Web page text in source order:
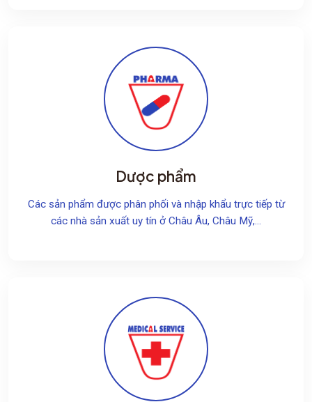
Dược phẩm
Các sản phẩm được phân phối và nhập khẩu trực tiếp từ
các nhà sản xuất uy tín ở Châu Âu, Châu Mỹ,...